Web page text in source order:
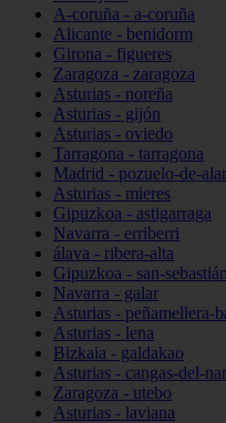
A-coruña - a-coruña
Alicante - benidorm
Girona - figueres
Zaragoza - zaragoza
Asturias - noreña
Asturias - gijón
Asturias - oviedo
Tarragona - tarragona
Madrid - pozuelo-de-
Asturias - mieres
Gipuzkoa - astigarraga
Navarra - erriberri
álava - ribera-alta
Gipuzkoa - san-sebastián
Navarra - galar
Asturias - peñamellera-
Asturias - lena
Bizkaia - galdakao
Asturias - cangas-del-
Zaragoza - utebo
Asturias - laviana